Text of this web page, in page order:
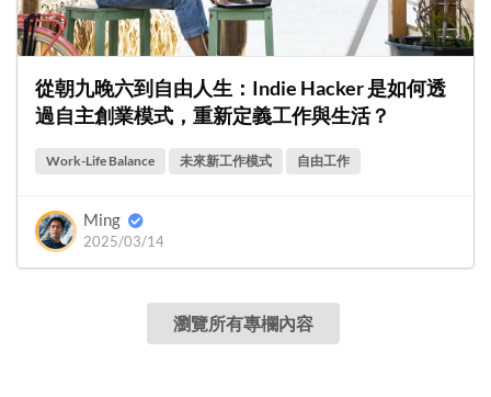
從朝九晚六到自由人生：Indie Hacker 是如何透
過自主創業模式，重新定義工作與生活？
Work-Life Balance 未來新工作模式 自由工作
Ming
2025/03/14
瀏覽所有專欄內容